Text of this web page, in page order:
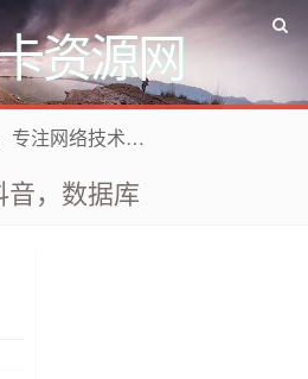
资源网
欢迎来到好人卡资源网，专注网络技术资源收集，我们不仅是网络资源的搬运工，也生产原创资源。寻找资源请留言或关注公众号:烈日下的男人
，数据库